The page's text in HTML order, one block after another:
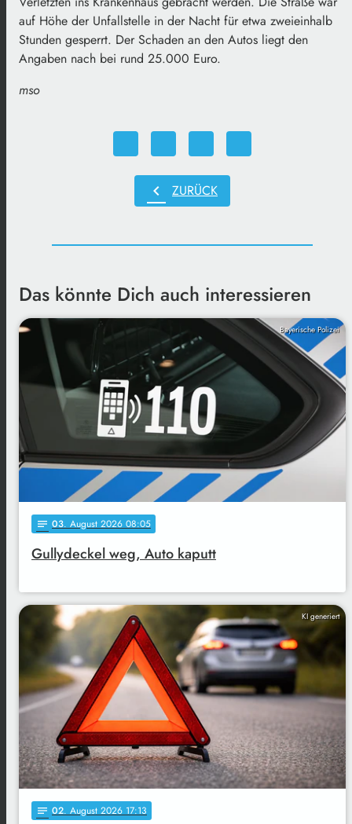
auf Höhe der Unfallstelle in der Nacht für etwa zweieinhalb
Stunden gesperrt. Der Schaden an den Autos liegt den
Angaben nach bei rund 25.000 Euro.
mso
chevron_left ZURÜCK
Das könnte Dich auch interessieren
Bayerische Polizei
notes 03. August 2026 08:05
Gullydeckel weg, Auto kaputt
KI generiert
notes 02. August 2026 17:13